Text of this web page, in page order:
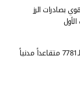
بصادرات الرز
اطلاق مكافأة نهاية الخدمة لـ7781 متقاعداً مدنياً